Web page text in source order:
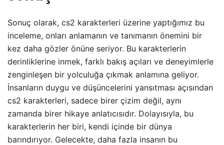
Sonuç olarak, cs2 karakterleri üzerine yaptığımız bu
inceleme, onları anlamanın ve tanımanın önemini bir
kez daha gözler önüne seriyor. Bu karakterlerin
derinliklerine inmek, farklı bakış açıları ve deneyimlerle
zenginleşen bir yolculuğa çıkmak anlamına geliyor.
İnsanların duygu ve düşüncelerini yansıtması açısından
cs2 karakterleri, sadece birer çizim değil, aynı
zamanda birer hikaye anlatıcısıdır. Dolayısıyla, bu
karakterlerin her biri, kendi içinde bir dünya
barındırıyor. Gelecekte, daha fazla insanın bu